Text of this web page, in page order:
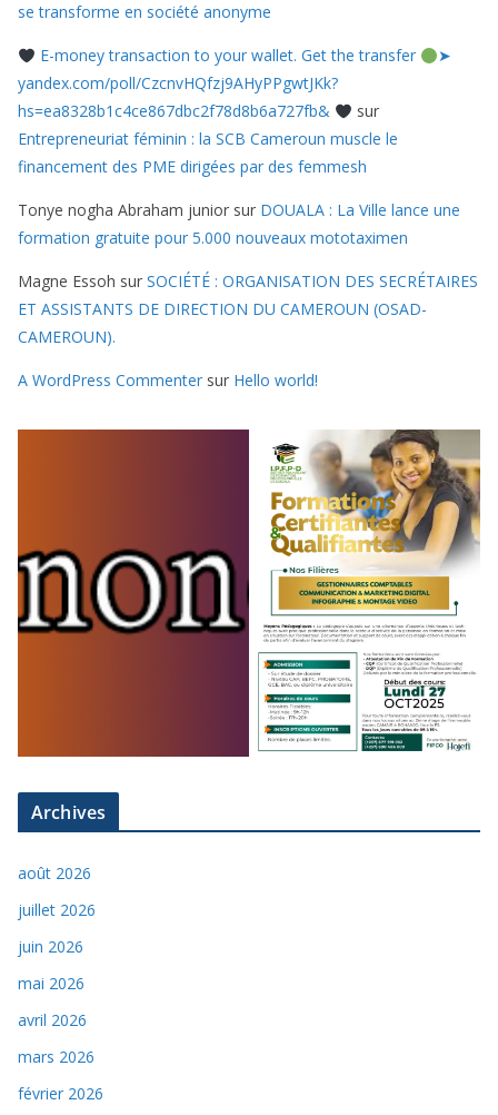
se transforme en société anonyme
E-money transaction to your wallet. Get the transfer
➤
yandex.com/poll/CzcnvHQfzj9AHyPPgwtJKk?
hs=ea8328b1c4ce867dbc2f78d8b6a727fb&
sur
Entrepreneuriat féminin : la SCB Cameroun muscle le
financement des PME dirigées par des femmesh
Tonye nogha Abraham junior sur DOUALA : La Ville lance une
formation gratuite pour 5.000 nouveaux mototaximen
Magne Essoh sur SOCIÉTÉ : ORGANISATION DES SECRÉTAIRES
ET ASSISTANTS DE DIRECTION DU CAMEROUN (OSAD-
CAMEROUN).
A WordPress Commenter sur Hello world!
Archives
août 2026
juillet 2026
juin 2026
mai 2026
avril 2026
mars 2026
février 2026